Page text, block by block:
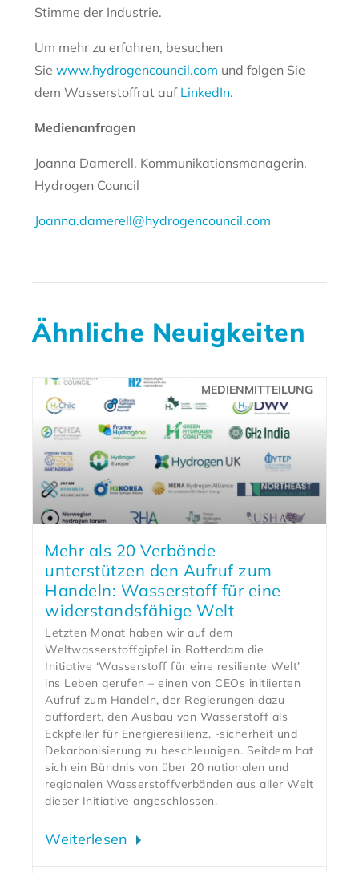
Stimme der Industrie.
Um mehr zu erfahren, besuchen
Sie www.hydrogencouncil.com und folgen Sie
dem Wasserstoffrat auf LinkedIn.
Medienanfragen
Joanna Damerell, Kommunikationsmanagerin,
Hydrogen Council
Joanna.damerell@hydrogencouncil.com
Ähnliche Neuigkeiten
MEDIENMITTEILUNG
Mehr als 20 Verbände
unterstützen den Aufruf zum
Handeln: Wasserstoff für eine
widerstandsfähige Welt
Letzten Monat haben wir auf dem
Weltwasserstoffgipfel in Rotterdam die
Initiative ‘Wasserstoff für eine resiliente Welt’
ins Leben gerufen – einen von CEOs initiierten
Aufruf zum Handeln, der Regierungen dazu
auffordert, den Ausbau von Wasserstoff als
Eckpfeiler für Energieresilienz, -sicherheit und
Dekarbonisierung zu beschleunigen. Seitdem hat
sich ein Bündnis von über 20 nationalen und
regionalen Wasserstoffverbänden aus aller Welt
dieser Initiative angeschlossen.
Weiterlesen